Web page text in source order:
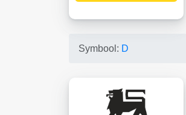
Symbool: D